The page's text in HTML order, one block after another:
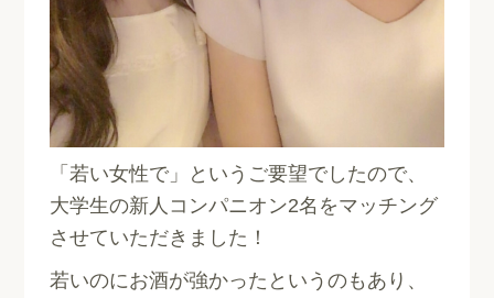
「若い女性で」というご要望でしたので、
大学生の新人コンパニオン2名をマッチング
させていただきました！
若いのにお酒が強かったというのもあり、